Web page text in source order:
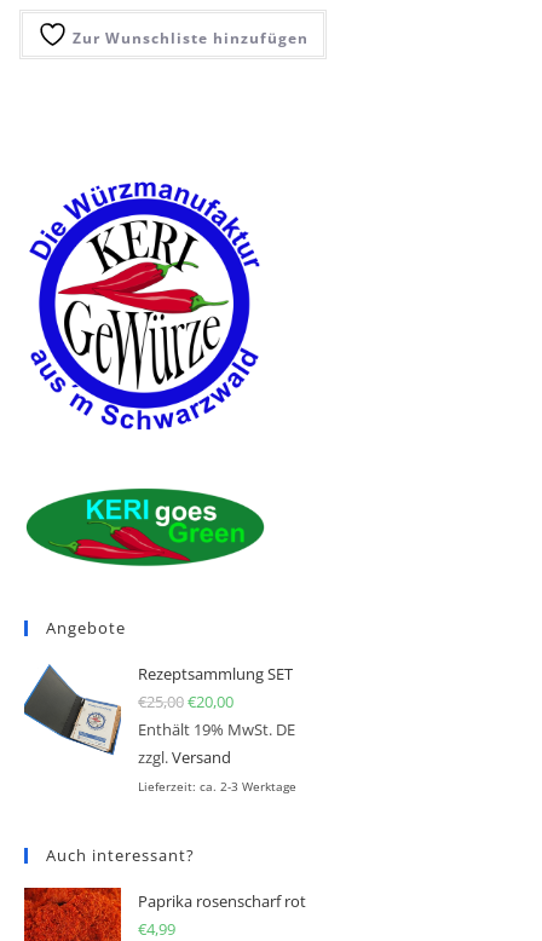
Zur Wunschliste hinzufügen
Angebote
Rezeptsammlung SET
€25,00Ursprünglicher Preis war: €25,00
€20,00Aktueller Preis ist: €20,00.
Enthält 19% MwSt. DE
zzgl.Versand
Lieferzeit: ca. 2-3 Werktage
Auch interessant?
Paprika rosenscharf rot
€4,99